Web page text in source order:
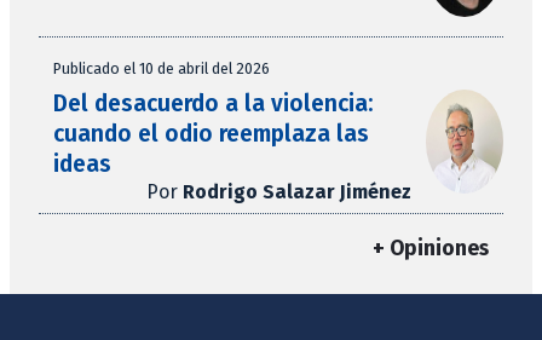
Publicado el 10 de abril del 2026
Del desacuerdo a la violencia:
cuando el odio reemplaza las
ideas
Por Rodrigo Salazar Jiménez
+ Opiniones